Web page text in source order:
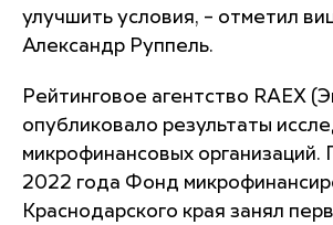
улучшить условия, – отметил
Александр Руппель.
Рейтинговое агентство RAEX
опубликовало результаты
микрофинансовых организаций.
2022 года Фонд
Краснодарского края занял